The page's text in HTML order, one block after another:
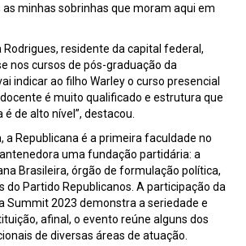
minhas sobrinhas que moram aqui em
residente da capital federal,
nos cursos de pós-graduação da
indicar ao filho Warley o curso presencial
docente é muito qualificado e estrutura que
de alto nível”, destacou.
a Republicana é a primeira faculdade no
uma fundação partidária: a
Brasileira, órgão de formulação política,
do Partido Republicanos. A participação da
Summit 2023 demonstra a seriedade e
afinal, o evento reúne alguns dos
de diversas áreas de atuação.